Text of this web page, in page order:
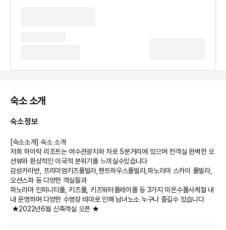
숙소 소개
숙소정보
[숙소소개] 숙소 소개
저희 하이락 리조트는 여수관광지와 차로 5분거리에 있으며 전객실 완벽한 오
션뷰와 환상적인 이국적 분위기를 느끼실수있습니다
감성카라반, 프리미엄키즈풀빌라,펜트하우스풀빌라,파노라마 스카이 풀빌라,
오션스파 등 다양한 객실들과
파노라마 인피니티풀, 키즈풀, 키즈워터플레이플 등 3가지 미온수풀사계절 내
내 운영하며 다양한 수영장 테마로 인해 남녀노소 누구나 즐길수 있습니다
★2022년6월 신축객실 오픈 ★